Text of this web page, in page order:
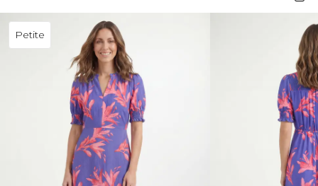
Petite